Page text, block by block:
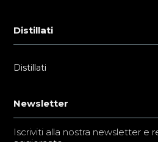
Distillati
Distillati
Newsletter
Iscriviti alla nostra newsletter e